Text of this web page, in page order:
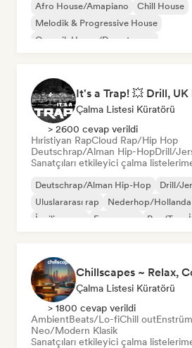
Afro House/Amapiano
Chill House
Melodik & Progressive House
Organik House/Downtempo
Çalma Listesi Küratörü
> 2600 cevap verildi
Hıristiyan RapCloud Rap/Hip Hop
Deutschrap/Alman Hip-HopDrill/
Sanatçıları etkileyici çalma
Deutschrap/Alman Hip-Hop Drill/
Uluslararası rap
Nederhop/
İngilizce rap
Fransız rap Rap/Trap
Çalma Listesi Küratörü
> 1800 cevap verildi
AmbientBeats/Lo-fiChill out
Neo/Modern Klasik
Sanatçıları etkileyici çalma